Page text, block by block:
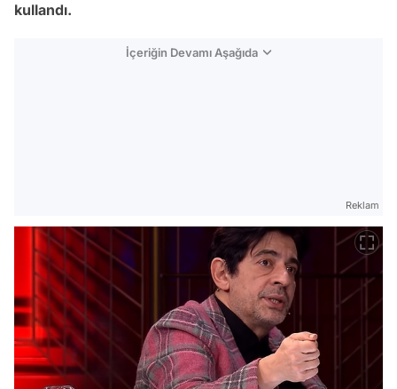
kullandı.
İçeriğin Devamı Aşağıda
Reklam